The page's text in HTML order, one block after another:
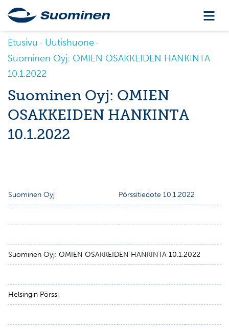
Etusivu
Uutishuone
Suominen Oyj: OMIEN OSAKKEIDEN HANKINTA
10.1.2022
Suominen Oyj: OMIEN
OSAKKEIDEN HANKINTA
10.1.2022
Suominen Oyj Pörssitiedote 10.1.2022
Suominen Oyj: OMIEN OSAKKEIDEN HANKINTA 10.1.2022
Helsingin Pörssi